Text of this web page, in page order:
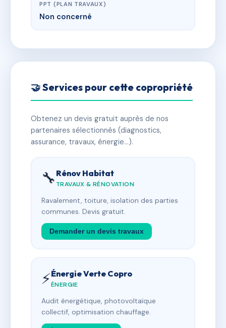
PPT (PLAN TRAVAUX)
Non concerné
🤝 Services pour cette copropriété
Obtenez un devis gratuit auprès de nos
partenaires sélectionnés (diagnostics,
assurance, travaux, énergie…).
🔧 Rénov Habitat
TRAVAUX & RÉNOVATION
Ravalement, toiture, isolation des parties
communes. Devis gratuit.
Demander un devis travaux
⚡Énergie Verte Copro
ÉNERGIE
Audit énergétique, photovoltaïque
collectif, optimisation chauffage.